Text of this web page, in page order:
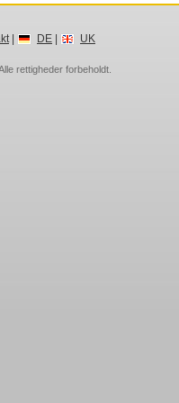
| DE| UK
Alle rettigheder forbeholdt.